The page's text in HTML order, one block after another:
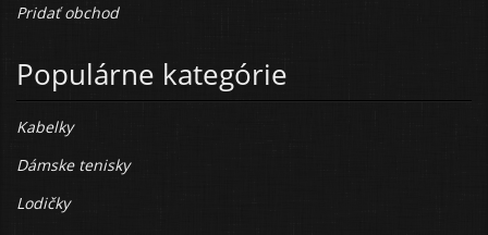
Pridať obchod
Populárne kategórie
Kabelky
Dámske tenisky
Lodičky